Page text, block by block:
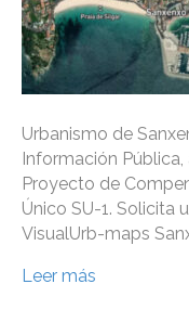
Urbanismo de
Información
Proyecto de
Único SU-1. Solicita
VisualUrb-maps
Leer más